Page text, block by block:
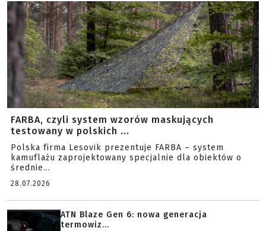
FARBA, czyli system wzorów maskujących
testowany w polskich ...
Polska firma Lesovik prezentuje FARBA – system
kamuflażu zaprojektowany specjalnie dla obiektów o
średnie...
28.07.2026
ATN Blaze Gen 6: nowa generacja
termowiz...